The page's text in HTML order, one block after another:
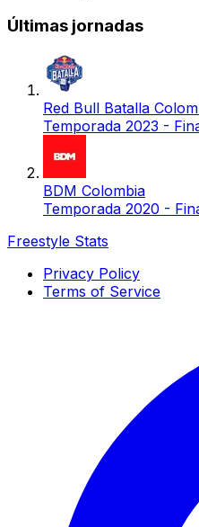
Últimas jornadas
Red Bull Batalla
Temporada 2023 -
BDM Colombia
Temporada 2020 -
Freestyle Stats
Privacy Policy
Terms of Service